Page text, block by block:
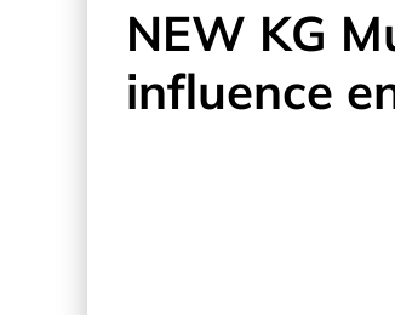
NEW KG
influence